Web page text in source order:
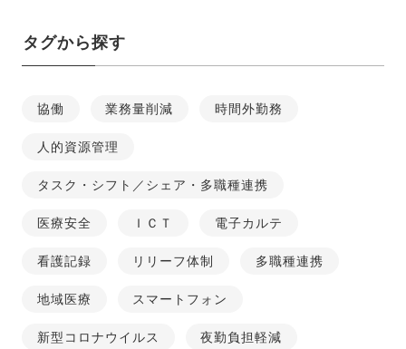
タグから探す
協働 業務量削減 時間外勤務
人的資源管理
タスク・シフト／シェア・多職種連携
医療安全 ＩＣＴ 電子カルテ
看護記録 リリーフ体制 多職種連携
地域医療 スマートフォン
新型コロナウイルス 夜勤負担軽減